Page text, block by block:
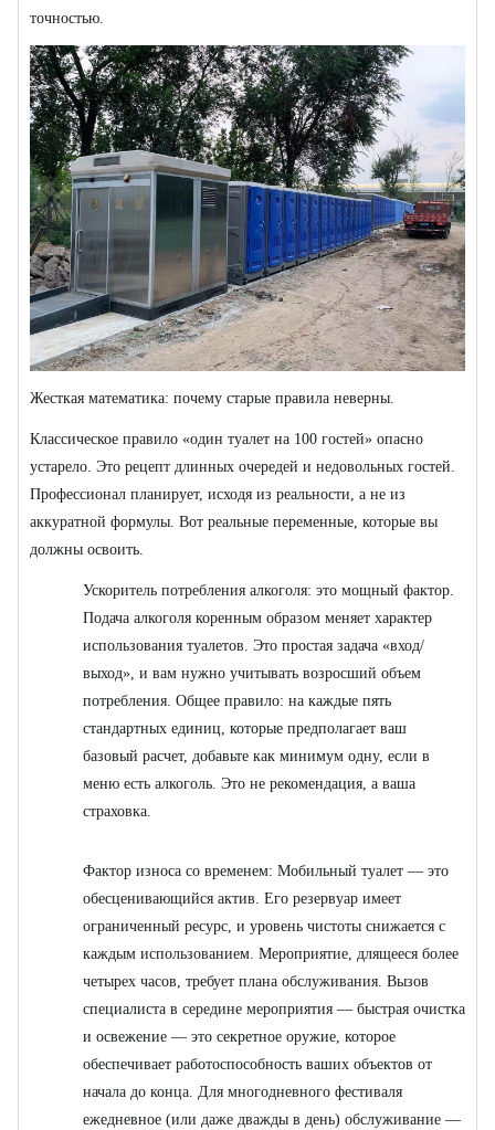
точностью.
Жесткая математика: почему старые правила неверны.
Классическое правило «один туалет на 100 гостей» опасно
устарело. Это рецепт длинных очередей и недовольных гостей.
Профессионал планирует, исходя из реальности, а не из
аккуратной формулы. Вот реальные переменные, которые вы
должны освоить.
Ускоритель потребления алкоголя: это мощный фактор.
Подача алкоголя коренным образом меняет характер
использования туалетов. Это простая задача «вход/
выход», и вам нужно учитывать возросший объем
потребления. Общее правило: на каждые пять
стандартных единиц, которые предполагает ваш
базовый расчет, добавьте как минимум одну, если в
меню есть алкоголь. Это не рекомендация, а ваша
страховка.
Фактор износа со временем: Мобильный туалет — это
обесценивающийся актив. Его резервуар имеет
ограниченный ресурс, и уровень чистоты снижается с
каждым использованием. Мероприятие, длящееся более
четырех часов, требует плана обслуживания. Вызов
специалиста в середине мероприятия — быстрая очистка
и освежение — это секретное оружие, которое
обеспечивает работоспособность ваших объектов от
начала до конца. Для многодневного фестиваля
ежедневное (или даже дважды в день) обслуживание —